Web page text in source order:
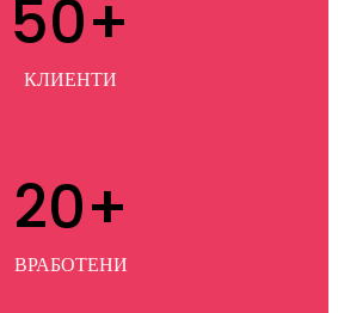
50+
КЛИЕНТИ
20+
ВРАБОТЕНИ